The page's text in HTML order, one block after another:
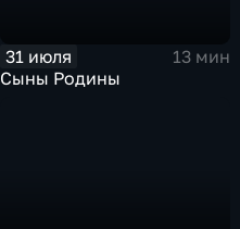
31 июля
13 мин
Сыны Родины